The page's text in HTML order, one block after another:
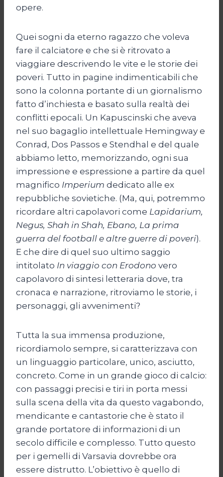
opere.
Quei sogni da eterno ragazzo che voleva
fare il calciatore e che si è ritrovato a
viaggiare descrivendo le vite e le storie dei
poveri. Tutto in pagine indimenticabili che
sono la colonna portante di un giornalismo
fatto d’inchiesta e basato sulla realtà dei
conflitti epocali. Un Kapuscinski che aveva
nel suo bagaglio intellettuale Hemingway e
Conrad, Dos Passos e Stendhal e del quale
abbiamo letto, memorizzando, ogni sua
impressione e espressione a partire da quel
magnifico Imperium dedicato alle ex
repubbliche sovietiche. (Ma, qui, potremmo
ricordare altri capolavori come Lapidarium,
Negus, Shah in Shah, Ebano, La prima
guerra del football e altre guerre di poveri).
E che dire di quel suo ultimo saggio
intitolato In viaggio con Erodono vero
capolavoro di sintesi letteraria dove, tra
cronaca e narrazione, ritroviamo le storie, i
personaggi, gli avvenimenti?
Tutta la sua immensa produzione,
ricordiamolo sempre, si caratterizzava con
un linguaggio particolare, unico, asciutto,
concreto. Come in un grande gioco di calcio:
con passaggi precisi e tiri in porta messi
sulla scena della vita da questo vagabondo,
mendicante e cantastorie che è stato il
grande portatore di informazioni di un
secolo difficile e complesso. Tutto questo
per i gemelli di Varsavia dovrebbe ora
essere distrutto. L’obiettivo è quello di